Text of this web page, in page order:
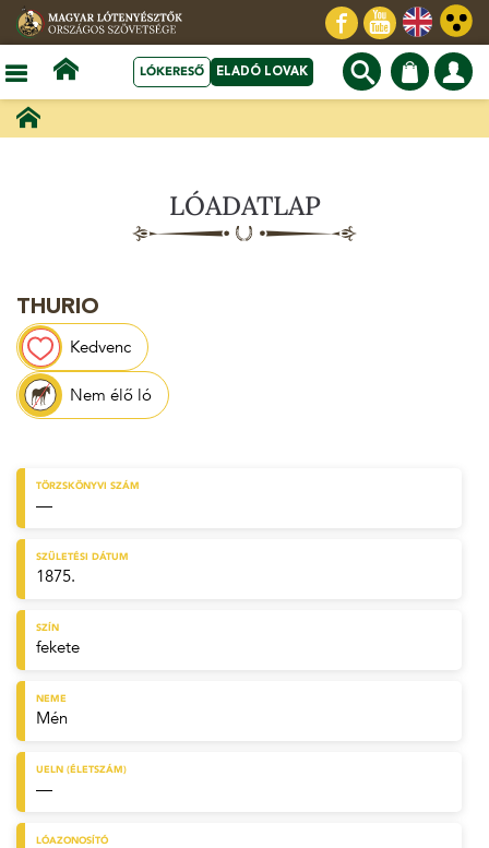
LÓKERESŐ ELADÓ LOVAK
LÓADATLAP
THURIO
Kedvenc
Nem élő ló
TÖRZSKÖNYVI SZÁM
—
SZÜLETÉSI DÁTUM
1875.
SZÍN
fekete
NEME
Mén
UELN (ÉLETSZÁM)
—
LÓAZONOSÍTÓ